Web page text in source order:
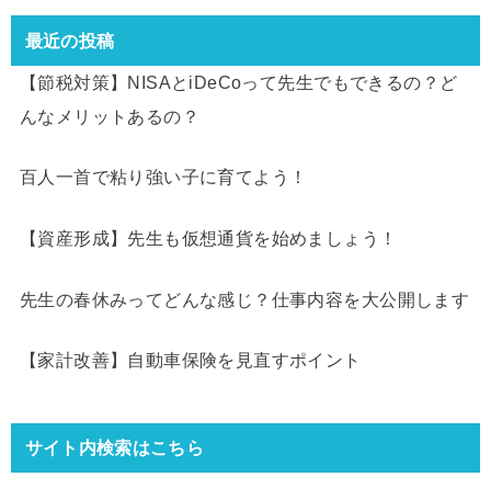
最近の投稿
【節税対策】NISAとiDeCoって先生でもできるの？ど
んなメリットあるの？
百人一首で粘り強い子に育てよう！
【資産形成】先生も仮想通貨を始めましょう！
先生の春休みってどんな感じ？仕事内容を大公開します
【家計改善】自動車保険を見直すポイント
サイト内検索はこちら